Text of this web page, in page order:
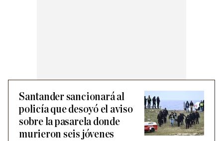
Santander sancionará al
policía que desoyó el aviso
sobre la pasarela donde
murieron seis jóvenes